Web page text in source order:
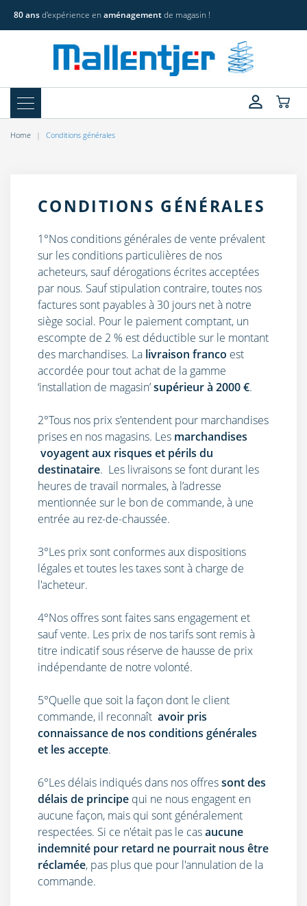
80 ansd'expérience en aménagementde magasin !
Home Conditions générales
CONDITIONS GÉNÉRALES
1°Nos conditions générales de vente prévalent
sur les conditions particulières de nos
acheteurs, sauf dérogations écrites acceptées
par nous. Sauf stipulation contraire, toutes nos
factures sont payables à 30 jours net à notre
siège social. Pour le paiement comptant, un
escompte de 2 % est déductible sur le montant
des marchandises. La livraison franco est
accordée pour tout achat de la gamme
‘installation de magasin’supérieur à 2000 €.
2°Tous nos prix s'entendent pour marchandises
prises en nos magasins. Les marchandises
voyagent aux risques et périls du
destinataire. Les livraisons se font durant les
heures de travail normales, à l’adresse
mentionnée sur le bon de commande, à une
entrée au rez-de-chaussée.
3°Les prix sont conformes aux dispositions
légales et toutes les taxes sont à charge de
l'acheteur.
4°Nos offres sont faites sans engagement et
sauf vente. Les prix de nos tarifs sont remis à
titre indicatif sous réserve de hausse de prix
indépendante de notre volonté.
5°Quelle que soit la façon dont le client
commande, il reconnaît avoir pris
connaissance de nos conditions générales
et les accepte.
6°Les délais indiqués dans nos offressont des
délais de principe qui ne nous engagent en
aucune façon, mais qui sont généralement
respectées. Si ce n'était pas le casaucune
indemnité pour retard ne pourrait nous être
réclamée, pas plus que pour l'annulation de la
commande.